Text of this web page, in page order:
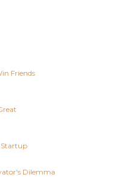
Friends
Startup
Dilemma